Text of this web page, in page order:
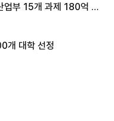
업부 15개 과제 180억 지
개 대학 선정